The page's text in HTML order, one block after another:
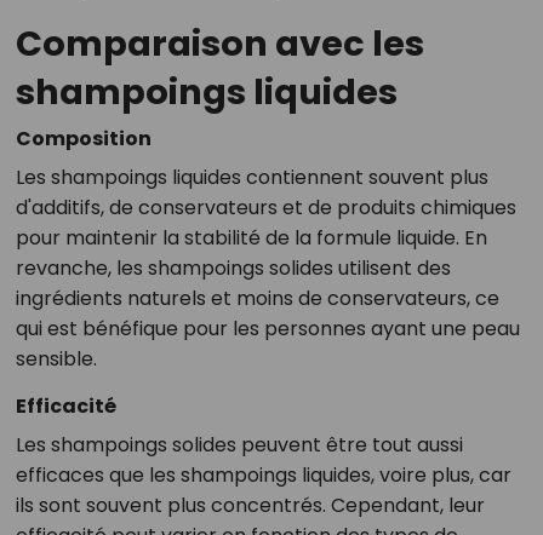
Comparaison avec les
shampoings liquides
Composition
Les shampoings liquides contiennent souvent plus
d'additifs, de conservateurs et de produits chimiques
pour maintenir la stabilité de la formule liquide. En
revanche, les shampoings solides utilisent des
ingrédients naturels et moins de conservateurs, ce
qui est bénéfique pour les personnes ayant une peau
sensible.
Efficacité
Les shampoings solides peuvent être tout aussi
efficaces que les shampoings liquides, voire plus, car
ils sont souvent plus concentrés. Cependant, leur